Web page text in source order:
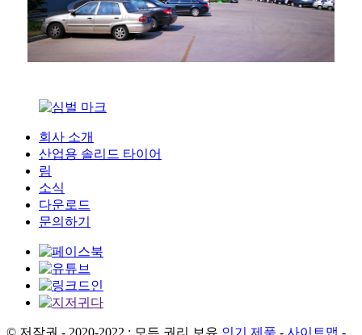
회사 소개
산업용 솔리드 타이어
림
소식
다운로드
문의하기